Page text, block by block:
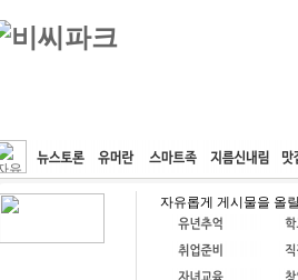
커뮤니티 속도패치 웹호스팅 공
자유롭게 게시물을 올